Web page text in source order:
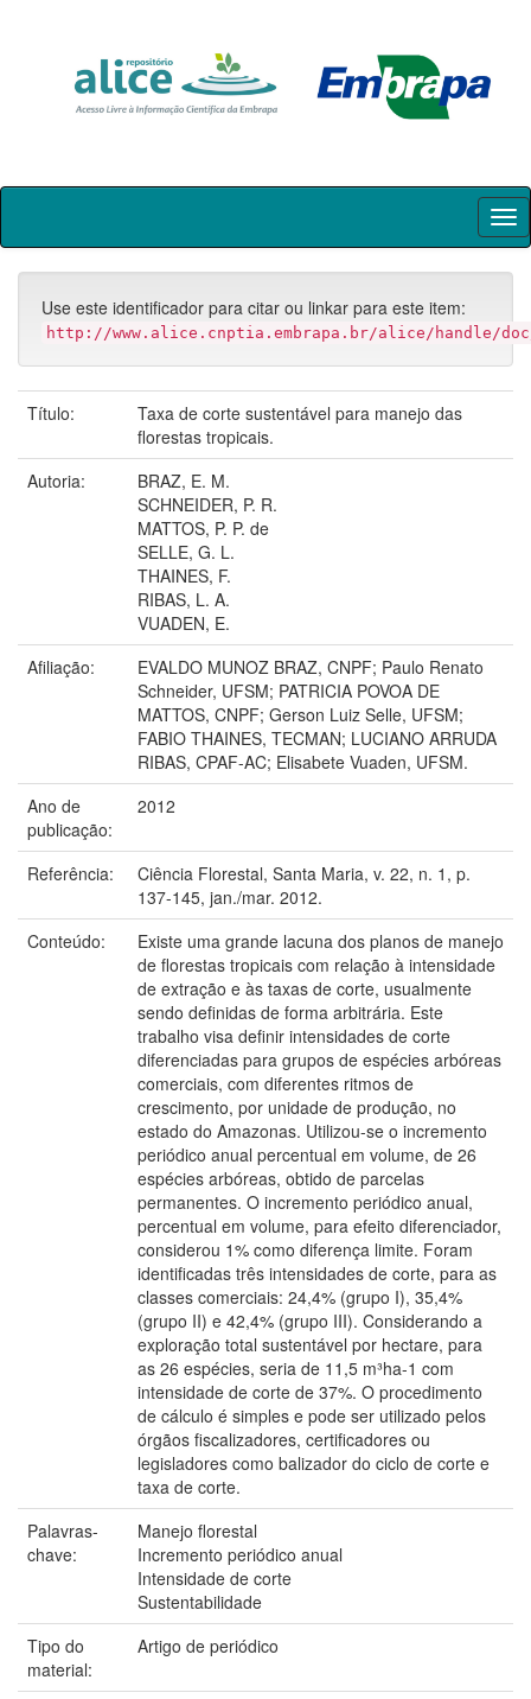
Skip
Use este identificador para citar ou linkar para este item:
http://www.alice.cnptia.embrapa.br/alice/handle/
Título:
Taxa de corte sustentável para manejo das
florestas tropicais.
Autoria:
BRAZ, E. M.
SCHNEIDER, P. R.
MATTOS, P. P. de
SELLE, G. L.
THAINES, F.
RIBAS, L. A.
VUADEN, E.
Afiliação:
EVALDO MUNOZ BRAZ, CNPF; Paulo Renato
Schneider, UFSM; PATRICIA POVOA DE
MATTOS, CNPF; Gerson Luiz Selle, UFSM;
FABIO THAINES, TECMAN; LUCIANO ARRUDA
RIBAS, CPAF-AC; Elisabete Vuaden, UFSM.
Ano de
publicação:
2012
Referência:
Ciência Florestal, Santa Maria, v. 22, n. 1, p.
137-145, jan./mar. 2012.
Conteúdo:
Existe uma grande lacuna dos planos de manejo
de florestas tropicais com relação à intensidade
de extração e às taxas de corte, usualmente
sendo definidas de forma arbitrária. Este
trabalho visa definir intensidades de corte
diferenciadas para grupos de espécies arbóreas
comerciais, com diferentes ritmos de
crescimento, por unidade de produção, no
estado do Amazonas. Utilizou-se o incremento
periódico anual percentual em volume, de 26
espécies arbóreas, obtido de parcelas
permanentes. O incremento periódico anual,
percentual em volume, para efeito diferenciador,
considerou 1% como diferença limite. Foram
identificadas três intensidades de corte, para as
classes comerciais: 24,4% (grupo I), 35,4%
(grupo II) e 42,4% (grupo III). Considerando a
exploração total sustentável por hectare, para
as 26 espécies, seria de 11,5 m³ha-1 com
intensidade de corte de 37%. O procedimento
de cálculo é simples e pode ser utilizado pelos
órgãos fiscalizadores, certificadores ou
legisladores como balizador do ciclo de corte e
taxa de corte.
Palavras-
chave:
Manejo florestal
Incremento periódico anual
Intensidade de corte
Sustentabilidade
Tipo do
material:
Artigo de periódico